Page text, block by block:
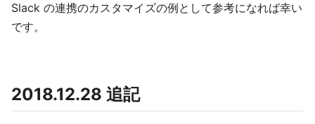
Slack の連携のカスタマイズの例として参考になれば幸い
です。
2018.12.28 追記